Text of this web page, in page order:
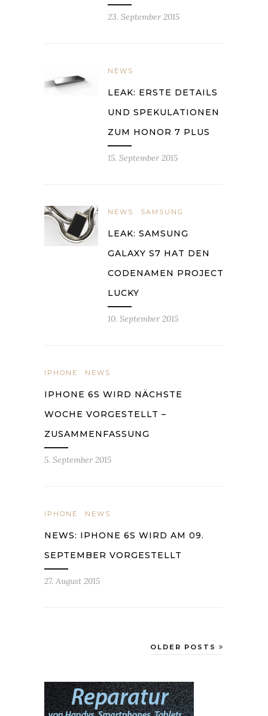
23. September 2015
NEWS
LEAK: ERSTE DETAILS
UND SPEKULATIONEN
ZUM HONOR 7 PLUS
15. September 2015
NEWS SAMSUNG
LEAK: SAMSUNG
GALAXY S7 HAT DEN
CODENAMEN PROJECT
LUCKY
10. September 2015
IPHONE NEWS
IPHONE 6S WIRD NÄCHSTE
WOCHE VORGESTELLT –
ZUSAMMENFASSUNG
5. September 2015
IPHONE NEWS
NEWS: IPHONE 6S WIRD AM 09.
SEPTEMBER VORGESTELLT
27. August 2015
OLDER POSTS